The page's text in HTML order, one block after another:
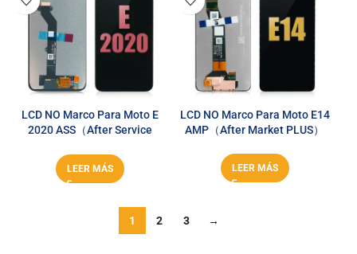
LCD NO Marco Para Moto E
2020 ASS（After Service
LEER MÁS
LCD NO Marco Para Moto E14
AMP（After Market PLUS）
LEER MÁS
1 2 3 →